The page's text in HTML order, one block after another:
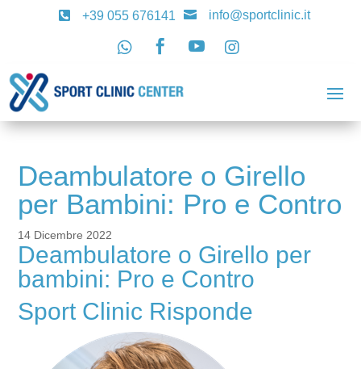
 +39 055 676141  info@sportclinic.it
   
Deambulatore o Girello
per Bambini: Pro e Contro
14 Dicembre 2022
Deambulatore o Girello per
bambini: Pro e Contro
Sport Clinic Risponde